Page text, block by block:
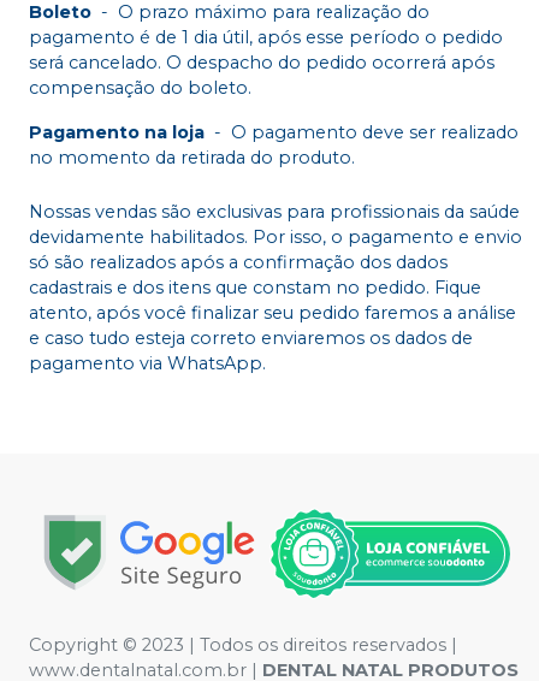
Boleto - O prazo máximo para realização do
pagamento é de 1 dia útil, após esse período o pedido
será cancelado. O despacho do pedido ocorrerá após
compensação do boleto.
Pagamento na loja - O pagamento deve ser realizado
no momento da retirada do produto.
Nossas vendas são exclusivas para profissionais da saúde
devidamente habilitados. Por isso, o pagamento e envio
só são realizados após a confirmação dos dados
cadastrais e dos itens que constam no pedido. Fique
atento, após você finalizar seu pedido faremos a análise
e caso tudo esteja correto enviaremos os dados de
pagamento via WhatsApp.
Copyright © 2023 | Todos os direitos reservados |
www.dentalnatal.com.br | DENTAL NATAL PRODUTOS